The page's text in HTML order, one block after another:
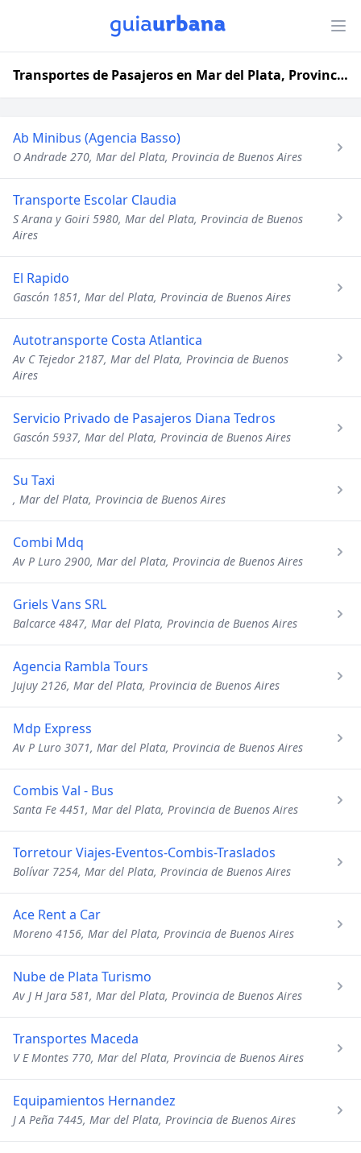
Transportes de Pasajeros en Mar del Plata, Provincia de Buenos Aires
Ab Minibus (Agencia Basso)
O Andrade 270, Mar del Plata, Provincia de Buenos Aires
Transporte Escolar Claudia
S Arana y Goiri 5980, Mar del Plata, Provincia de Buenos
Aires
El Rapido
Gascón 1851, Mar del Plata, Provincia de Buenos Aires
Autotransporte Costa Atlantica
Av C Tejedor 2187, Mar del Plata, Provincia de Buenos
Aires
Servicio Privado de Pasajeros Diana Tedros
Gascón 5937, Mar del Plata, Provincia de Buenos Aires
Su Taxi
, Mar del Plata, Provincia de Buenos Aires
Combi Mdq
Av P Luro 2900, Mar del Plata, Provincia de Buenos Aires
Griels Vans SRL
Balcarce 4847, Mar del Plata, Provincia de Buenos Aires
Agencia Rambla Tours
Jujuy 2126, Mar del Plata, Provincia de Buenos Aires
Mdp Express
Av P Luro 3071, Mar del Plata, Provincia de Buenos Aires
Combis Val - Bus
Santa Fe 4451, Mar del Plata, Provincia de Buenos Aires
Torretour Viajes-Eventos-Combis-Traslados
Bolívar 7254, Mar del Plata, Provincia de Buenos Aires
Ace Rent a Car
Moreno 4156, Mar del Plata, Provincia de Buenos Aires
Nube de Plata Turismo
Av J H Jara 581, Mar del Plata, Provincia de Buenos Aires
Transportes Maceda
V E Montes 770, Mar del Plata, Provincia de Buenos Aires
Equipamientos Hernandez
J A Peña 7445, Mar del Plata, Provincia de Buenos Aires